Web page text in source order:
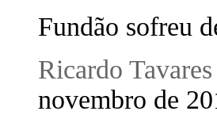
Fundão sofreu
Ricardo Tavares
novembro de